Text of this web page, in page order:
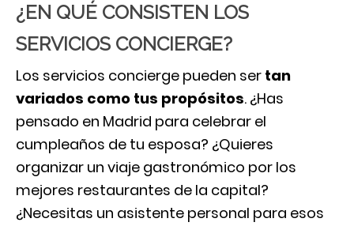
¿EN QUÉ CONSISTEN LOS
SERVICIOS CONCIERGE?
Los servicios concierge pueden ser tan
variados como tus propósitos. ¿Has
pensado en Madrid para celebrar el
cumpleaños de tu esposa? ¿Quieres
organizar un viaje gastronómico por los
mejores restaurantes de la capital?
¿Necesitas un asistente personal para esos